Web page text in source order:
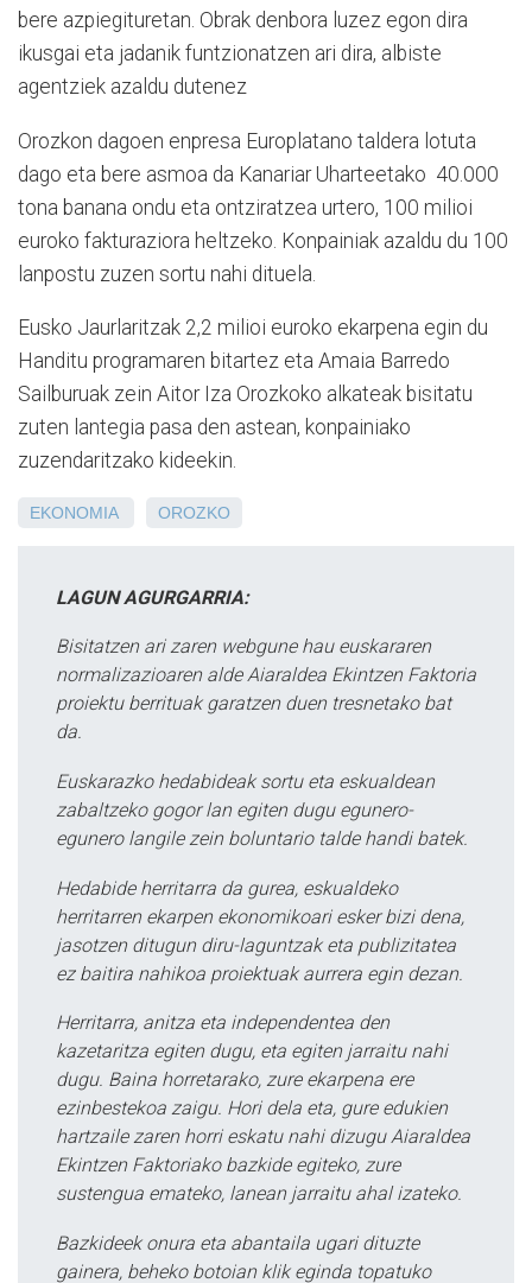
bere azpiegituretan. Obrak denbora luzez egon dira
ikusgai eta jadanik funtzionatzen ari dira, albiste
agentziek azaldu dutenez
Orozkon dagoen enpresa Europlatano taldera lotuta
dago eta bere asmoa da Kanariar Uharteetako 40.000
tona banana ondu eta ontziratzea urtero, 100 milioi
euroko fakturaziora heltzeko. Konpainiak azaldu du 100
lanpostu zuzen sortu nahi dituela.
Eusko Jaurlaritzak 2,2 milioi euroko ekarpena egin du
Handitu programaren bitartez eta Amaia Barredo
Sailburuak zein Aitor Iza Orozkoko alkateak bisitatu
zuten lantegia pasa den astean, konpainiako
zuzendaritzako kideekin.
EKONOMIA OROZKO
LAGUN AGURGARRIA:
Bisitatzen ari zaren webgune hau euskararen
normalizazioaren alde Aiaraldea Ekintzen Faktoria
proiektu berrituak garatzen duen tresnetako bat
da.
Euskarazko hedabideak sortu eta eskualdean
zabaltzeko gogor lan egiten dugu egunero-
egunero langile zein boluntario talde handi batek.
Hedabide herritarra da gurea, eskualdeko
herritarren ekarpen ekonomikoari esker bizi dena,
jasotzen ditugun diru-laguntzak eta publizitatea
ez baitira nahikoa proiektuak aurrera egin dezan.
Herritarra, anitza eta independentea den
kazetaritza egiten dugu, eta egiten jarraitu nahi
dugu. Baina horretarako, zure ekarpena ere
ezinbestekoa zaigu. Hori dela eta, gure edukien
hartzaile zaren horri eskatu nahi dizugu Aiaraldea
Ekintzen Faktoriako bazkide egiteko, zure
sustengua emateko, lanean jarraitu ahal izateko.
Bazkideek onura eta abantaila ugari dituzte
gainera, beheko botoian klik eginda topatuko